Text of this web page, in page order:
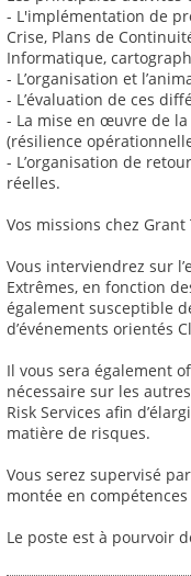
- L'implémentation de
Crise, Plans de
Informatique,
- L’organisation et
- L’évaluation de ces
- La mise en œuvre de
(résilience
- L’organisation de
réelles.
Vos missions chez
Vous interviendrez sur
Extrêmes, en fonction
également susceptible
d’événements orientés
Il vous sera également
nécessaire sur les
Risk Services afin
matière de risques.
Vous serez supervisé
montée en compétences
Le poste est à pourvoir